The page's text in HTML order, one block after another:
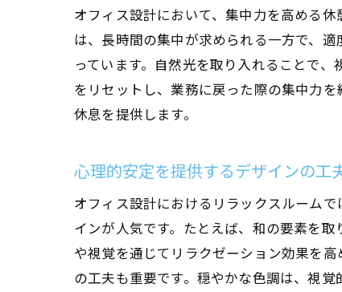
オフィス設計において、集中力を高める
は、長時間の集中が求められる一方で、
っています。自然光を取り入れることで
をリセットし、業務に戻った際の集中力
休息を提供します。
心理的安定を提供するデザインの工
オフィス設計におけるリラックスルーム
インが人気です。たとえば、和の要素を
や視覚を通じてリラクゼーション効果を
の工夫も重要です。穏やかな色調は、視